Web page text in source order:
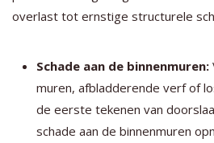
overlast tot ernstige structurele
Schade aan de binnenmuren:
muren, afbladderende verf of
de eerste tekenen van
schade aan de binnenmuren